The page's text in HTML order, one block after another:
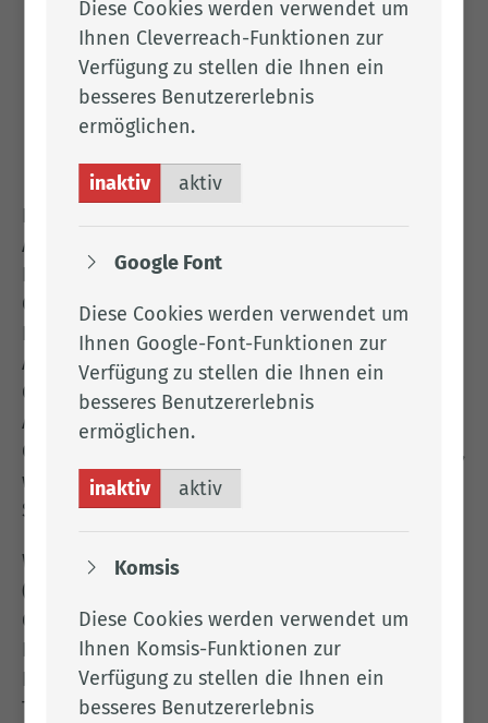
verunreinigten Textilien, Teppichen, Matten
und Vliesen in Betrieben und öffentlichen
Einrichtungen stammt
Herstellung von Druckformen,
Druckerzeugnissen und grafischen
Erzeugnissen
Die Genehmigung zur Einleitung in öffentliche
Abwasseranlagen können Sie für Anlagen im
Kreisgebiet, mit Ausnahme der Stadt
Cloppenburg und der Stadt Friesoythe beim
Landkreis Cloppenburg, Amt für Wasser- und
Abfallwirtschaft, Eschstraße 29, 49661
Cloppenburg beantragen. Antragsteller, deren
Anlagen sich auf dem Gebiet der Stadt
Cloppenburg oder der Stadt Friesoythe befinden,
wenden sich bitte direkt an die zuständige
Stadtverwaltung.
Wird das Wasser in ein oberirdisches Gewässer
(Bach, See; Fluss, Graben) eingeleitet oder in das
Grundwasser, handelt es sichnichtum eine
Indirekteinleitung, sondern um eine
Direkteinleitung. Weitere Informationen zum
Thema Direkteinleitung finden Sie
Diese Cookies werden verwendet um
Ihnen Cleverreach-Funktionen zur
Verfügung zu stellen die Ihnen ein
besseres Benutzererlebnis
ermöglichen.
inaktiv aktiv
Google Font
Diese Cookies werden verwendet um
Ihnen Google-Font-Funktionen zur
Verfügung zu stellen die Ihnen ein
besseres Benutzererlebnis
ermöglichen.
inaktiv aktiv
Komsis
Diese Cookies werden verwendet um
Ihnen Komsis-Funktionen zur
Verfügung zu stellen die Ihnen ein
besseres Benutzererlebnis